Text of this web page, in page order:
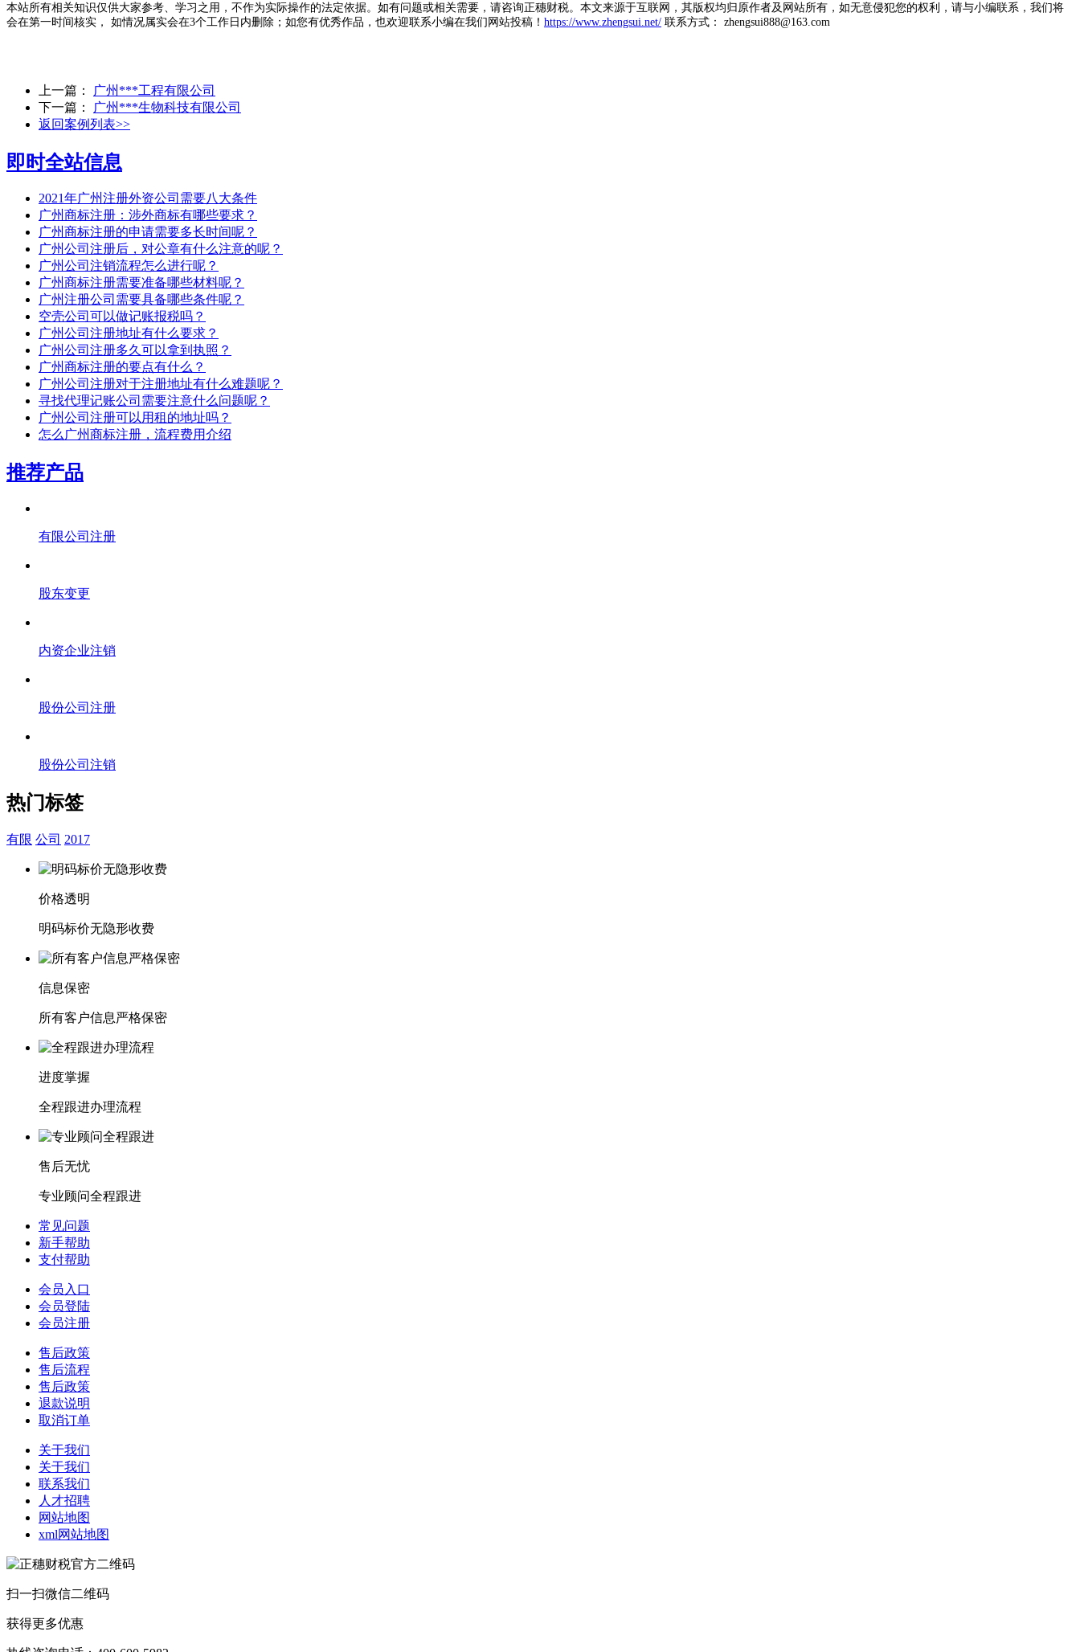
本站所有相关知识仅供大家参考、学习之用，不作为实际操作的法定依据。如有问题或相关需要，请咨询正穗财税。本文来源于互联网，其版权均归原作者及网站所有，如无意侵犯您的权利，请与小编联系，我们将
会在第一时间核实， 如情况属实会在3个工作日内删除；如您有优秀作品，也欢迎联系小编在我们网站投稿！ https://www.zhengsui.net/ 联系方式： zhengsui888@163.com
上一篇：
广州***工程有限公司
下一篇：
广州***生物科技有限公司
返回案例列表>>
即时全站信息
2021年广州注册外资公司需要八大条件
广州商标注册：涉外商标有哪些要求？
广州商标注册的申请需要多长时间呢？
广州公司注册后，对公章有什么注意的呢？
广州公司注销流程怎么进行呢？
广州商标注册需要准备哪些材料呢？
广州注册公司需要具备哪些条件呢？
空壳公司可以做记账报税吗？
广州公司注册地址有什么要求？
广州公司注册多久可以拿到执照？
广州商标注册的要点有什么？
广州公司注册对于注册地址有什么难题呢？
寻找代理记账公司需要注意什么问题呢？
广州公司注册可以用租的地址吗？
怎么广州商标注册，流程费用介绍
推荐产品
有限公司注册
股东变更
内资企业注销
股份公司注册
股份公司注销
热门标签
有限 公司 2017
价格透明
明码标价无隐形收费
信息保密
所有客户信息严格保密
进度掌握
全程跟进办理流程
售后无忧
专业顾问全程跟进
常见问题
新手帮助
支付帮助
会员入口
会员登陆
会员注册
售后政策
售后流程
售后政策
退款说明
取消订单
关于我们
关于我们
联系我们
人才招聘
网站地图
xml网站地图
扫一扫微信二维码
获得更多优惠